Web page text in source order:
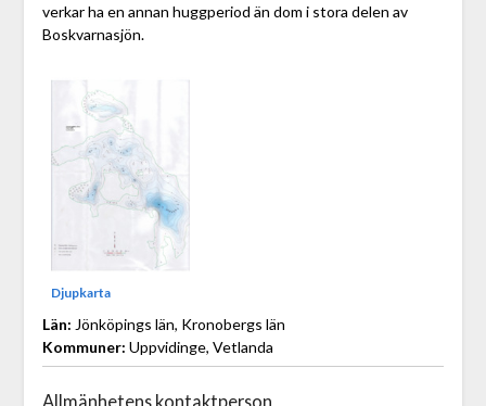
verkar ha en annan huggperiod än dom i stora delen av
Boskvarnasjön.
Djupkarta
Län: Jönköpings län, Kronobergs län
Kommuner: Uppvidinge, Vetlanda
Allmänhetens kontaktperson